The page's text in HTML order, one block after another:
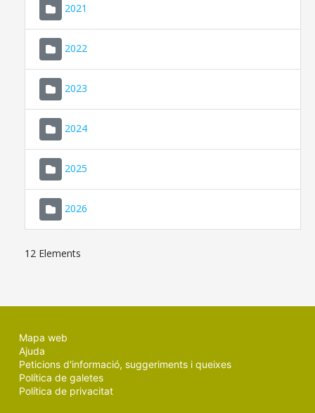
2021
2022
2023
2024
2025
2026
12 Elements
Mapa web
Ajuda
Peticions d'informació, suggeriments i queixes
Política de galetes
Política de privacitat